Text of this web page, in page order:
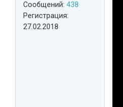
Сообщений: 438
Регистрация:
27.02.2018